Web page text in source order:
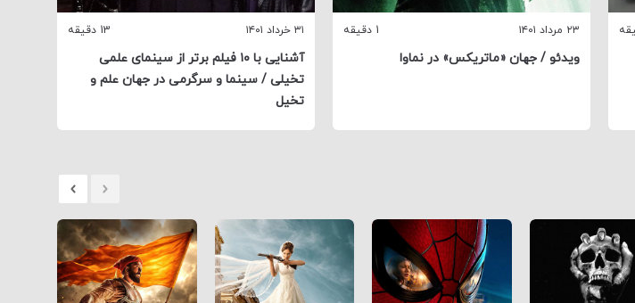
۲۳ مرداد ۱۴۰۱ 1 دقیقه
ویدئو / جهان «ماتریکس» در نماوا
۳۱ خرداد ۱۴۰۱ 13 دقیقه
آشنایی با ۱۰ فیلم برتر از سینمای علمی
تخیلی / سینما و سرگرمی در جهان علم و
تخیل